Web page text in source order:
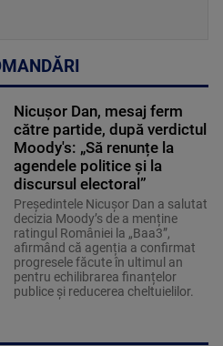
Nicușor Dan, mesaj ferm
către partide, după verdictul
Moody's: „Să renunțe la
agendele politice şi la
discursul electoral”
Președintele Nicușor Dan a salutat
decizia Moody’s de a menține
ratingul României la „Baa3”,
afirmând că agenția a confirmat
progresele făcute în ultimul an
pentru echilibrarea finanțelor
publice și reducerea cheltuielilor.